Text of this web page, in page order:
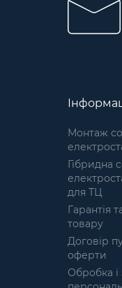
нитки
вбирає
свій
навіть
та
сітки
Монтаж
Гібридна
для ТЦ
Гарантія
товару
Договір
оферти
Обробка і